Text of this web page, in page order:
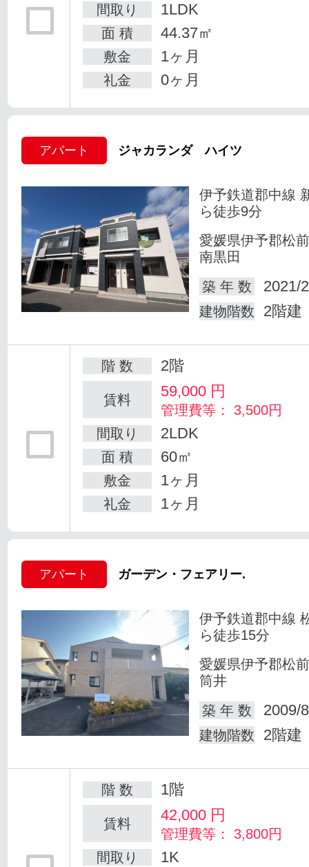
間取り
1LDK
面 積 44.37㎡
敷金 1ヶ月
礼金 0ヶ月
アパート ジャカランダ ハイツ
伊予鉄道郡中線
ら徒歩9分
愛媛県伊予郡松
南黒田
築 年 数
2021/
建物階数 2階建
階 数 2階
賃料 59,000 円
管理費等： 3,500円
間取り
2LDK
面 積 60㎡
敷金 1ヶ月
礼金 1ヶ月
アパート ガーデン・フェアリー.
伊予鉄道郡中線
ら徒歩15分
愛媛県伊予郡松
筒井
築 年 数
2009/
建物階数 2階建
階 数 1階
賃料 42,000 円
管理費等： 3,800円
間取り
1K